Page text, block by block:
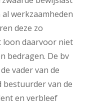
werkzaamheden
deze zo
loon daarvoor niet
bedragen. De bv
vader van de
bestuurder van de
en verbleef